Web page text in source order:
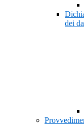
dei